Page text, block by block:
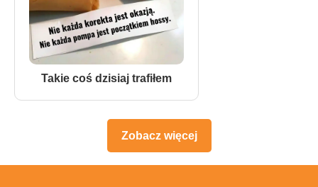
Takie coś dzisiaj trafiłem
Zobacz więcej